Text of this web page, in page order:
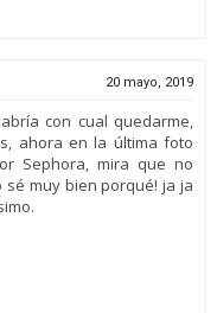
20 mayo, 2019
con cual quedarme,
ahora en la última foto
Sephora, mira que no
sé muy bien porqué! ja ja